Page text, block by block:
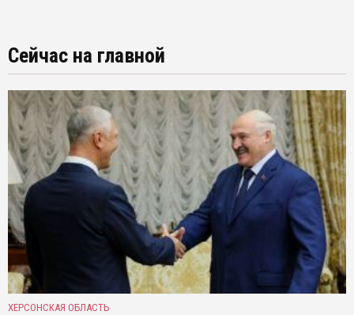
Сейчас на главной
ХЕРСОНСКАЯ ОБЛАСТЬ